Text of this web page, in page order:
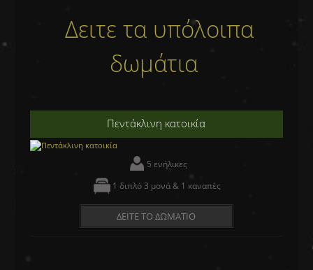
Δειτε τα υπόλοιπα
δωμάτια
Πεντάκλινη κατοικία
5 ενήλικες
1 διπλό 3 μονά & 1 καναπές
ΔΕΙΤΕ ΤΟ ΔΩΜΑΤΙΟ